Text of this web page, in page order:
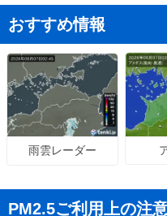
おすすめ情報
雨雲レーダー
PM2.5ご利用上の注